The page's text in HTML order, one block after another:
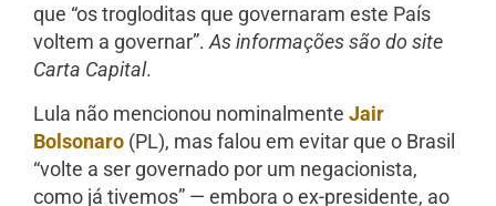
que “os trogloditas que governaram este País
voltem a governar”.As informações são do site
Carta Capital.
Lula não mencionou nominalmente Jair
Bolsonaro (PL), mas falou em evitar que o Brasil
“volte a ser governado por um negacionista,
como já tivemos” — embora o ex-presidente, ao